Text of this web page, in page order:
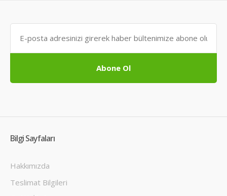
Abone Ol
Bilgi Sayfaları
Hakkımızda
Teslimat Bilgileri